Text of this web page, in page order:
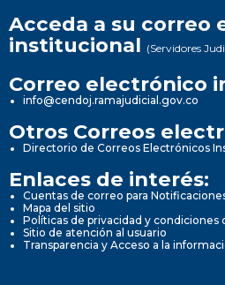
Acceda a su correo
institucional (Servidores
Correo electrónico
info@cendoj.ramajudicial.gov.co
Otros Correos
Directorio de Correos Electrónicos
Enlaces de interés:
Cuentas de correo para
Mapa del sitio
Políticas de privacidad y condiciones
Sitio de atención al usuario
Transparencia y Acceso a la